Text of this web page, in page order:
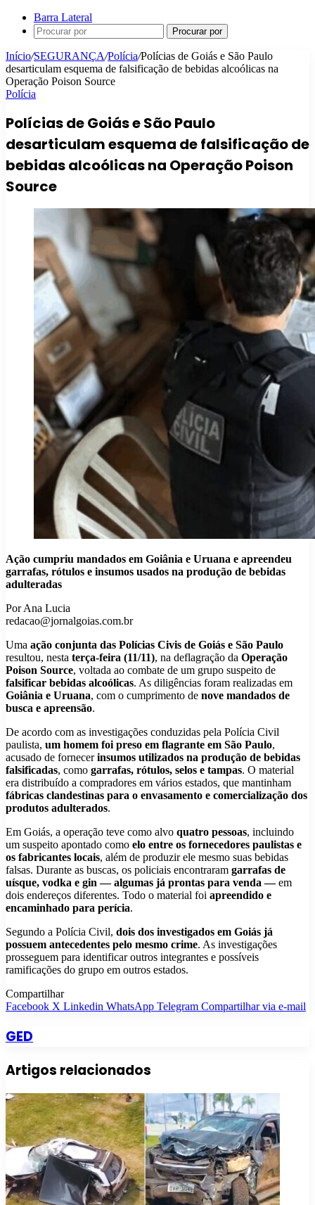
Barra Lateral
Procurar por
Início/SEGURANÇA/Polícia/Polícias de Goiás e São Paulo
desarticulam esquema de falsificação de bebidas alcoólicas na
Operação Poison Source
Polícia
Polícias de Goiás e São Paulo
desarticulam esquema de falsificação de
bebidas alcoólicas na Operação Poison
Source
Ação cumpriu mandados em Goiânia e Uruana e apreendeu
garrafas, rótulos e insumos usados na produção de bebidas
adulteradas
Por Ana Lucia
redacao@jornalgoias.com.br
Uma ação conjunta das Polícias Civis de Goiás e São Paulo
resultou, nesta terça-feira (11/11), na deflagração da Operação
Poison Source, voltada ao combate de um grupo suspeito de
falsificar bebidas alcoólicas. As diligências foram realizadas em
Goiânia e Uruana, com o cumprimento de nove mandados de
busca e apreensão.
De acordo com as investigações conduzidas pela Polícia Civil
paulista, um homem foi preso em flagrante em São Paulo,
acusado de fornecerinsumos utilizados na produção de bebidas
falsificadas, como garrafas, rótulos, selos e tampas. O material
era distribuído a compradores em vários estados, que mantinham
fábricas clandestinas para o envasamento e comercialização dos
produtos adulterados.
Em Goiás, a operação teve como alvo quatro pessoas, incluindo
um suspeito apontado como elo entre os fornecedores paulistas e
os fabricantes locais, além de produzir ele mesmo suas bebidas
falsas. Durante as buscas, os policiais encontraram garrafas de
uísque, vodka e gin — algumas já prontas para venda —em
dois endereços diferentes. Todo o material foi apreendido e
encaminhado para perícia.
Segundo a Polícia Civil, dois dos investigados em Goiás já
possuem antecedentes pelo mesmo crime. As investigações
prosseguem para identificar outros integrantes e possíveis
ramificações do grupo em outros estados.
Compartilhar
Facebook X Linkedin WhatsApp Telegram Compartilhar via e-mail
GED
Artigos relacionados